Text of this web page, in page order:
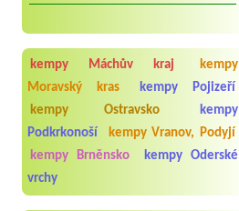
kempy Máchův kraj
kempy
Moravský kras
kempy Pojizeří
kempy Ostravsko
kempy
Podkrkonoší
kempy Vranov, Podyjí
kempy Brněnsko
kempy Oderské
vrchy